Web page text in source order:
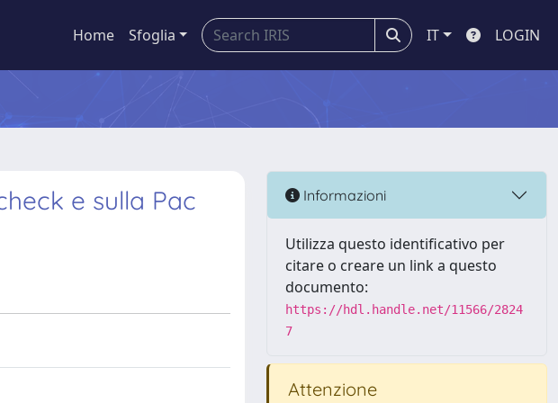
Home Sfoglia IT LOGIN
e sulla Pac
Informazioni
Utilizza questo identificativo per
citare o creare un link a questo
documento:
https://hdl.handle.net/11566/2824
7
Attenzione